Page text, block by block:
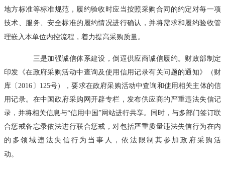
地方标准等标准规范，履约验收时应当按照采购合同的约定对每一项
技术、服务、安全标准的履约情况进行确认，并将需求和履约验收管
理嵌入本单位内控流程，着力提高采购质量。
三是加强诚信体系建设，倒逼供应商诚信履约。财政部制定
印发《在政府采购活动中查询及使用信用记录有关问题的通知》（财
库〔2016〕125号），要求在政府采购活动中查询和使用相关主体的信
用记录。在中国政府采购网开辟专栏，发布供应商的严重违法失信记
录，并将相关信息与“信用中国”网站进行共享。同时，与多部门签订联
合惩戒备忘录依法进行联合惩戒，对包括严重质量违法失信行为在内
的多领域违法失信行为当事人，依法限制其参加政府采购活
动。